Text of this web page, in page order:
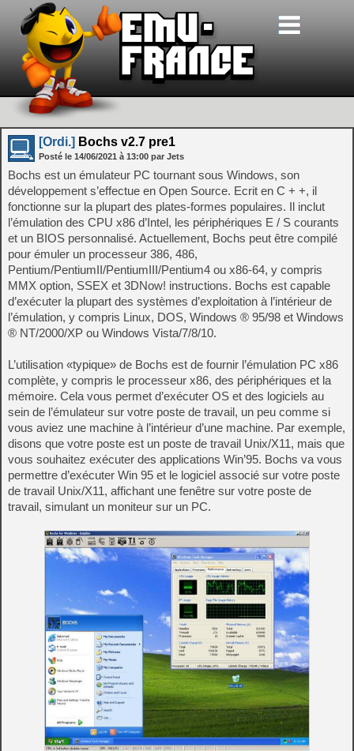
[Ordi.] Bochs v2.7 pre1
Posté le 14/06/2021 à 13:00 par Jets
Bochs est un émulateur PC tournant sous Windows, son
développement s’effectue en Open Source. Ecrit en C + +, il
fonctionne sur la plupart des plates-formes populaires. Il inclut
l’émulation des CPU x86 d’Intel, les périphériques E / S courants
et un BIOS personnalisé. Actuellement, Bochs peut être compilé
pour émuler un processeur 386, 486,
Pentium/PentiumII/PentiumIII/Pentium4 ou x86-64, y compris
MMX option, SSEX et 3DNow! instructions. Bochs est capable
d’exécuter la plupart des systèmes d’exploitation à l’intérieur de
l’émulation, y compris Linux, DOS, Windows ® 95/98 et Windows
® NT/2000/XP ou Windows Vista/7/8/10.
L’utilisation «typique» de Bochs est de fournir l’émulation PC x86
complète, y compris le processeur x86, des périphériques et la
mémoire. Cela vous permet d’exécuter OS et des logiciels au
sein de l’émulateur sur votre poste de travail, un peu comme si
vous aviez une machine à l’intérieur d’une machine. Par exemple,
disons que votre poste est un poste de travail Unix/X11, mais que
vous souhaitez exécuter des applications Win’95. Bochs va vous
permettre d’exécuter Win 95 et le logiciel associé sur votre poste
de travail Unix/X11, affichant une fenêtre sur votre poste de
travail, simulant un moniteur sur un PC.